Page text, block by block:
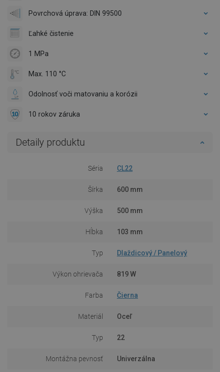
Povrchová úprava: DIN 99500
Ľahké čistenie
1 MPa
Max. 110 °C
Odolnosť voči matovaniu a korózii
10 rokov záruka
Detaily produktu
Séria CL22
Šírka 600 mm
Výška 500 mm
Hĺbka 103 mm
Typ Dlaždicový / Panelový
Výkon ohrievača 819 W
Farba Čierna
Materiál Oceľ
Typ 22
Montážna pevnosť Univerzálna